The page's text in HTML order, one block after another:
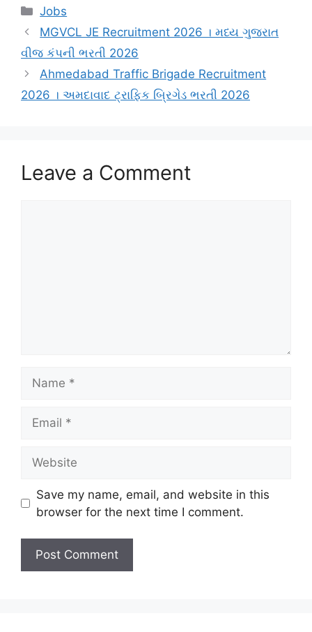
Categories
Jobs
MGVCL JE Recruitment 2026 । મધ્ય ગુજરાત
વીજ કંપની ભરતી 2026
Ahmedabad Traffic Brigade Recruitment
2026 । અમદાવાદ ટ્રાફિક બ્રિગેડ ભરતી 2026
Leave a Comment
Save my name, email, and website in this
browser for the next time I comment.